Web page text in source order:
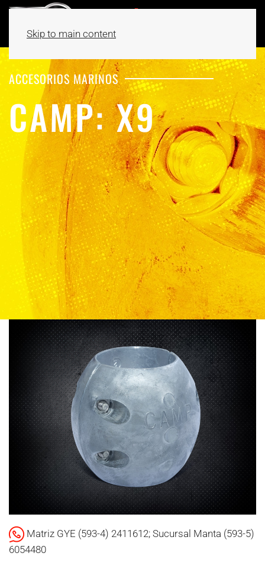
Skip to main content
ACCESORIOS MARINOS
CAMP: X9
Matriz GYE (593-4) 2411612; Sucursal Manta (593-5)
6054480